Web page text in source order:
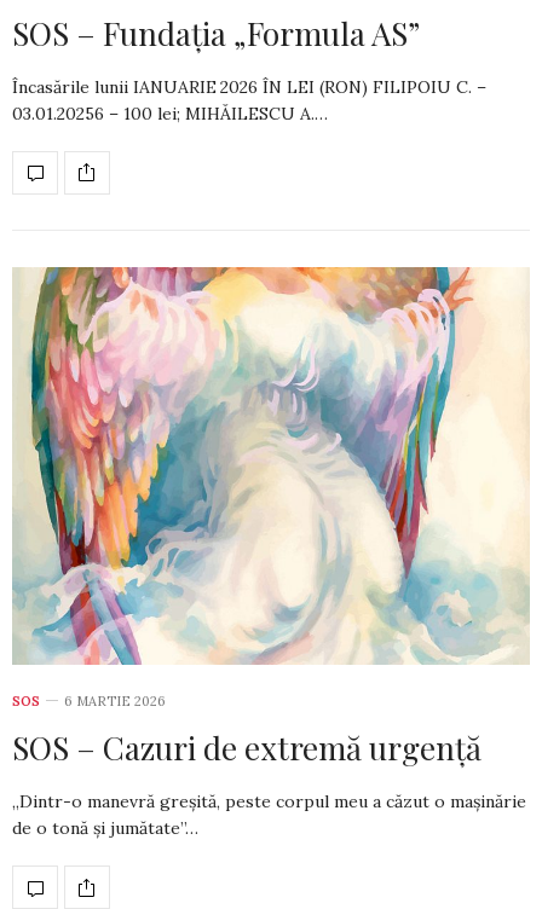
SOS – Fundația „Formula AS”
Încasările lunii IANUARIE 2026 ÎN LEI (RON) FILIPOIU C. –
03.01.20256 – 100 lei; MI­HĂILESCU A.…
SOS 6 MARTIE 2026
SOS – Cazuri de extremă urgență
„Dintr-o manevră greșită, peste corpul meu a căzut o mașinărie
de o tonă și jumătate”…